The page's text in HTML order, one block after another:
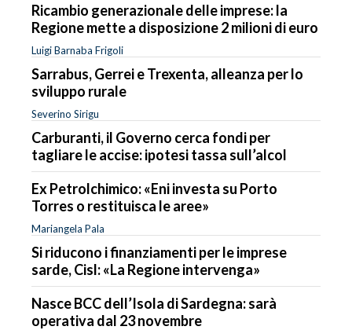
Ricambio generazionale delle imprese: la
Regione mette a disposizione 2 milioni di euro
Luigi Barnaba Frigoli
Sarrabus, Gerrei e Trexenta, alleanza per lo
sviluppo rurale
Severino Sirigu
Carburanti, il Governo cerca fondi per
tagliare le accise: ipotesi tassa sull’alcol
Ex Petrolchimico: «Eni investa su Porto
Torres o restituisca le aree»
Mariangela Pala
Si riducono i finanziamenti per le imprese
sarde, Cisl: «La Regione intervenga»
Nasce BCC dell’Isola di Sardegna: sarà
operativa dal 23 novembre